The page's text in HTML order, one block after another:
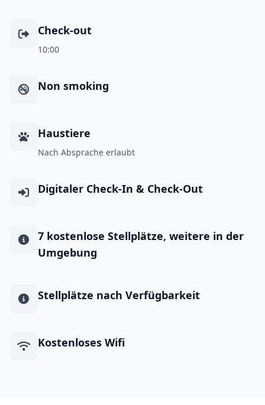
Check-out
10:00
Non smoking
Haustiere
Nach Absprache erlaubt
Digitaler Check-In & Check-Out
7 kostenlose Stellplätze, weitere in der
Umgebung
Stellplätze nach Verfügbarkeit
Kostenloses Wifi